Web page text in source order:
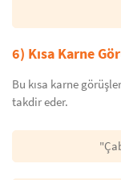
6) Kısa Karne
Bu kısa karne
takdir eder.